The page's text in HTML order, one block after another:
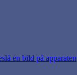
en bild på apparaten